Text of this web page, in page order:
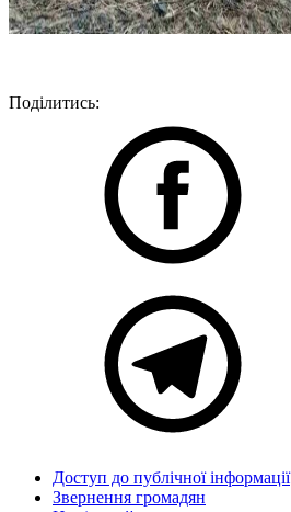
Поділитись:
Доступ до публічної інформації
Звернення громадян